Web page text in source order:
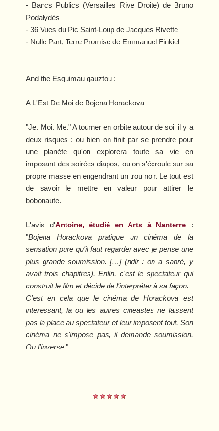
- Bancs Publics (Versailles Rive Droite) de Bruno
Podalydès
-36 Vues du Pic Saint-Loup de Jacques Rivette
- Nulle Part, Terre Promise de Emmanuel Finkiel
And the Esquimau gauztou :
A L'Est De Moi de Bojena Horackova
"Je. Moi. Me." A tourner en orbite autour de soi, il y a
deux risques : ou bien on finit par se prendre pour
une planète qu'on explorera toute sa vie en
imposant des soirées diapos, ou on s'écroule sur sa
propre masse en engendrant un trou noir. Le tout est
de savoir le mettre en valeur pour attirer le
bobonaute.
L'avis d'Antoine, étudié en Arts à Nanterre :
"Bojena Horackova pratique un cinéma de la
sensation pure qu'il faut regarder avec je pense une
plus grande soumission. […] (ndlr : on a sabré, y
avait trois chapitres). Enfin, c'est le spectateur qui
construit le film et décide de l'interpréter à sa façon.
C'est en cela que le cinéma de Horackova est
intéressant, là ou les autres cinéastes ne laissent
pas la place au spectateur et leur imposent tout. Son
cinéma ne s'impose pas, il demande soumission.
Ou l'inverse."